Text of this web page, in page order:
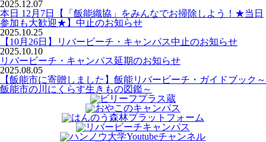
2025.12.07
本日 12月7日【「飯能織協」をみんなでお掃除しよう！★当日
参加も大歓迎★】中止のお知らせ
2025.10.25
【10月26日】リバービーチ・キャンパス中止のお知らせ
2025.10.10
リバービーチ・キャンパス延期のお知らせ
2025.08.05
【飯能市に寄贈しました】飯能リバービーチ・ガイドブック～
飯能市の川にくらす生きもの図鑑～